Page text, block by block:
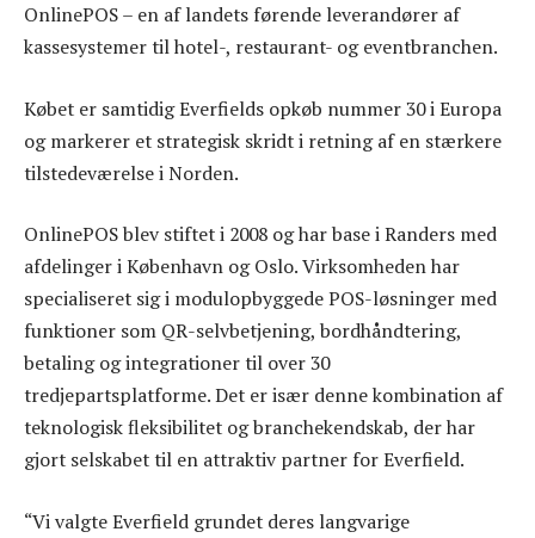
OnlinePOS – en af landets førende leverandører af
kassesystemer til hotel-, restaurant- og eventbranchen.
Købet er samtidig Everfields opkøb nummer 30 i Europa
og markerer et strategisk skridt i retning af en stærkere
tilstedeværelse i Norden.
OnlinePOS blev stiftet i 2008 og har base i Randers med
afdelinger i København og Oslo. Virksomheden har
specialiseret sig i modulopbyggede POS-løsninger med
funktioner som QR-selvbetjening, bordhåndtering,
betaling og integrationer til over 30
tredjepartsplatforme. Det er især denne kombination af
teknologisk fleksibilitet og branchekendskab, der har
gjort selskabet til en attraktiv partner for Everfield.
“Vi valgte Everfield grundet deres langvarige